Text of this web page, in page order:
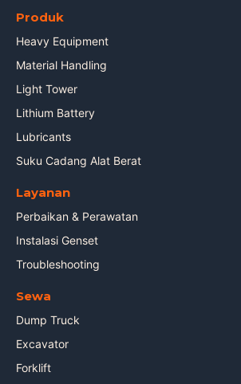
Produk
Heavy Equipment
Material Handling
Light Tower
Lithium Battery
Lubricants
Suku Cadang Alat Berat
Layanan
Perbaikan & Perawatan
Instalasi Genset
Troubleshooting
Sewa
Dump Truck
Excavator
Forklift